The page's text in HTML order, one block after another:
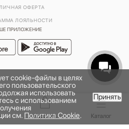
В КОРЗИНУ
ПРИЛОЖЕНИЕ
ОФЕРТА
ЛОЯЛЬНОСТИ
| ООО "НЬЮ МАРКЕТ"
cookie-файлы в целях
пользовательского
использовать
с использованием
см. Политика Cookie.
Принять
Корзина Каталог